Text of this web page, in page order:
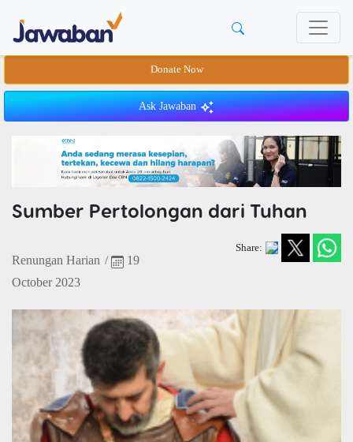
Donate Now
Ask Jawaban
Sumber Pertolongan dari Tuhan
Renungan Harian /
19
October 2023
Share: